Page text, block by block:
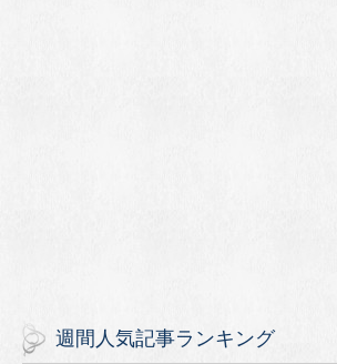
週間人気記事ランキング